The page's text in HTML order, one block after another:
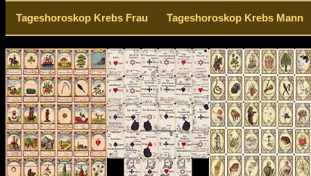
Tageshoroskop Krebs Frau Tageshoroskop Krebs Mann